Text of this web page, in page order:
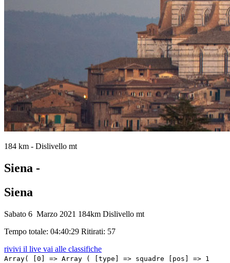
184 km - Dislivello mt
Siena -
Siena
Sabato 6 Marzo 2021 184km Dislivello mt
Tempo totale: 04:40:29 Ritirati: 57
rivivi il live vai alle classifiche
Array( [0] => Array ( [type] => squadre [pos] => 1 [id] => 21 [name] => VAN DER POEL Mathieu [nome] => Mathieu [cognome] => VAN DER POEL [team] => ALPECIN-FENIX [sigla_team] => AFC [val] => 04:40:29 [distacco] => 00:00 [idx] => [localita] => [abbuono] => ) [1] => Array ( [type] => squadre [pos] => 2 [id] => 91 [name] => ALAPHILIPPE Julian [nome] => Julian [cognome] => ALAPHILIPPE [team] => QUICK-STEP ALPHA VINYL TEAM [sigla_team] => DQT [val] => 04:40:34 [distacco] => 00:05 [idx] => [localita] => [abbuono] => ) [2] => Array ( [type] => squadre [pos] => 3 [id] => 133 [name] => BERNAL GOMEZ Egan Arley [nome] => Egan Arley [cognome] => BERNAL GOMEZ [team] => INEOS GRENADIERS [sigla_team] => IGD [val] => 04:40:49 [distacco] => 00:20 [idx] => [localita] => [abbuono] => ) [3] => Array ( [type] => squadre [pos] => 4 [id] => 1 [name] => VAN AERT Wout [nome] => Wout [cognome] => VAN AERT [team] => JUMBO-VISMA [sigla_team] => TJV [val] => 04:41:20 [distacco] => 00:51 [idx] => [localita] => [abbuono] => ) [4] => Array ( [type] => squadre [pos] => 5 [id] => 131 [name] => PIDCOCK Thomas [nome] => Thomas [cognome] => PIDCOCK [team] => INEOS GRENADIERS [sigla_team] => IGD [val] => 04:41:23 [distacco] => 00:54 [idx] => [localita] => [abbuono] => ) [5] => Array ( [type] => squadre [pos] => 6 [id] => 212 [name] => GOGL Michael [nome] => Michael [cognome] => GOGL [team] => TEAM QHUBEKA ASSOS [sigla_team] => TQA [val] => 04:41:23 [distacco] => 00:54 [idx] => [localita] => [abbuono] => ) [6] => Array ( [type] => squadre [pos] => 7 [id] => 231 [name] => POGAČAR Tadej [nome] => Tadej [cognome] => POGAČAR [team] => UAE TEAM EMIRATES [sigla_team] => UAD [val] => 04:41:23 [distacco] => 00:54 [idx] => [localita] => [abbuono] => ) [7] => Array ( [type] => squadre [pos] => 8 [id] => 211 [name] => CLARKE Simon [nome] => Simon [cognome] => CLARKE [team] => TEAM QHUBEKA ASSOS [sigla_team] => TQA [val] => 04:42:54 [distacco] => 02:25 [idx] => [localita] => [abbuono] => ) [8] => Array ( [type] => squadre [pos] => 9 [id] => 41 [name] => FUGLSANG Jakob [nome] => Jakob [cognome] => FUGLSANG [team] => ASTANA QAZAQSTAN TEAM [sigla_team] => APT [val] => 04:42:54 [distacco] => 02:25 [idx] => [localita] => [abbuono] => ) [9] => Array ( [type] => squadre [pos] => 10 [id] => 51 [name] => BILBAO LOPEZ DE ARMENTIA Pello [nome] => Pello [cognome] => BILBAO LOPEZ DE ARMENTIA [team] => BAHRAIN VICTORIOUS [sigla_team] => TBV [val] => 04:43:08 [distacco] => 02:39 [idx] => [localita] => [abbuono] => ) [10] => Array ( [type] => squadre [pos] => 11 [id] => 102 [name] => CARR Simon [nome] => Simon [cognome] => CARR [team] => EF EDUCATION - EASYPOST [sigla_team] => EFN [val] => 04:44:05 [distacco] => 03:36 [idx] => [localita] => [abbuono] => ) [11] => Array ( [type] => squadre [pos] => 12 [id] => 214 [name] => POWER Rob [nome] => Rob [cognome] => POWER [team] => TEAM QHUBEKA ASSOS [sigla_team] => TQA [val] => 04:44:14 [distacco] => 03:45 [idx] => [localita] => [abbuono] => ) [12] => Array ( [type] => squadre [pos] => 13 [id] => 161 [name] => WELLENS Tim [nome] => Tim [cognome] => WELLENS [team] => LOTTO SOUDAL [sigla_team] => LTS [val] => 04:44:48 [distacco] => 04:19 [idx] => [localita] => [abbuono] => ) [13] => Array ( [type] => squadre [pos] => 14 [id] => 26 [name] => VERMEERSCH Gianni [nome] => Gianni [cognome] => VERMEERSCH [team] => ALPECIN-FENIX [sigla_team] => AFC [val] => 04:44:50 [distacco] => 04:21 [idx] => [localita] => [abbuono] => ) [14] => Array ( [type] => squadre [pos] => 15 [id] => 24 [name] => VAKOČ Petr [nome] => Petr [cognome] => VAKOČ [team] => ALPECIN-FENIX [sigla_team] => AFC [val] => 04:44:55 [distacco] => 04:26 [idx] => [localita] => [abbuono] => ) [15] => Array ( [type] => squadre [pos] => 16 [id] => 122 [name] => GENIETS Kévin [nome] => Kévin [cognome] => GENIETS [team] => GROUPAMA - FDJ [sigla_team] => GFC [val] => 04:44:59 [distacco] => 04:30 [idx] => [localita] => [abbuono] => ) [16] => Array ( [type] => squadre [pos] => 17 [id] => 17 [name] => VENTURINI Clement [nome] => Clement [cognome] => VENTURINI [team] => AG2R CITROEN TEAM [sigla_team] => ACT [val] => 04:46:55 [distacco] => 06:26 [idx] => [localita] => [abbuono] => ) [17] => Array ( [type] => squadre [pos] => 18 [id] => 224 [name] => MOLLEMA Bauke [nome] => Bauke [cognome] => MOLLEMA [team] => TREK - SEGAFREDO [sigla_team] => TFS [val] => 04:46:55 [distacco] => 06:26 [idx] => [localita] => [abbuono] => ) [18] => Array ( [type] => squadre [pos] => 19 [id] => 11 [name] => VAN AVERMAET Greg [nome] => Greg [cognome] => VAN AVERMAET [team] => AG2R CITROEN TEAM [sigla_team] => ACT [val] => 04:46:55 [distacco] => 06:26 [idx] => [localita] => [abbuono] => ) [19] => Array ( [type] => squadre [pos] => 20 [id] => 201 [name] => BARDET Romain [nome] => Romain [cognome] => BARDET [team] => TEAM DSM [sigla_team] => DSM [val] => 04:46:55 [distacco] => 06:26 [idx] => [localita] => [abbuono] => ) [20] => Array ( [type] => squadre [pos] => 21 [id] => 125 [name] => MADOUAS Valentin [nome] => Valentin [cognome] => MADOUAS [team] => GROUPAMA - FDJ [sigla_team] => GFC [val] => 04:46:59 [distacco] => 06:30 [idx] => [localita] => [abbuono] => ) [21] => Array ( [type] => squadre [pos] => 22 [id] => 42 [name] => ARANBURU DEBA Alex [nome] => Alex [cognome] => ARANBURU DEBA [team] => ASTANA QAZAQSTAN TEAM [sigla_team] => APT [val] => 04:47:01 [distacco] => 06:32 [idx] => [localita] => [abbuono] => ) [22] => Array ( [type] => squadre [pos] => 23 [id] => 101 [name] => BETTIOL Alberto [nome] => Alberto [cognome] => BETTIOL [team] => EF EDUCATION - EASYPOST [sigla_team] => EFN [val] => 04:47:01 [distacco] => 06:32 [idx] => [localita] => [abbuono] => ) [23] => Array ( [type] => squadre [pos] => 24 [id] => 233 [name] => FORMOLO Davide [nome] => Davide [cognome] => FORMOLO [team] => UAE TEAM EMIRATES [sigla_team] => UAD [val] => 04:47:01 [distacco] => 06:32 [idx] => [localita] => [abbuono] => ) [24] => Array ( [type] => squadre [pos] => 25 [id] => 93 [name] => ASGREEN Kasper [nome] => Kasper